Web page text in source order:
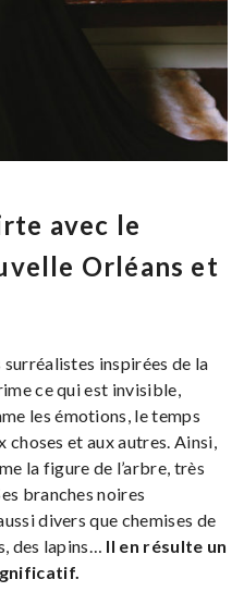
avec le
Orléans et
inspirées de la
ce qui est invisible,
les émotions, le temps
choses et aux autres. Ainsi,
la figure de l’arbre, très
branches noires
divers que chemises de
des lapins… Il en résulte un